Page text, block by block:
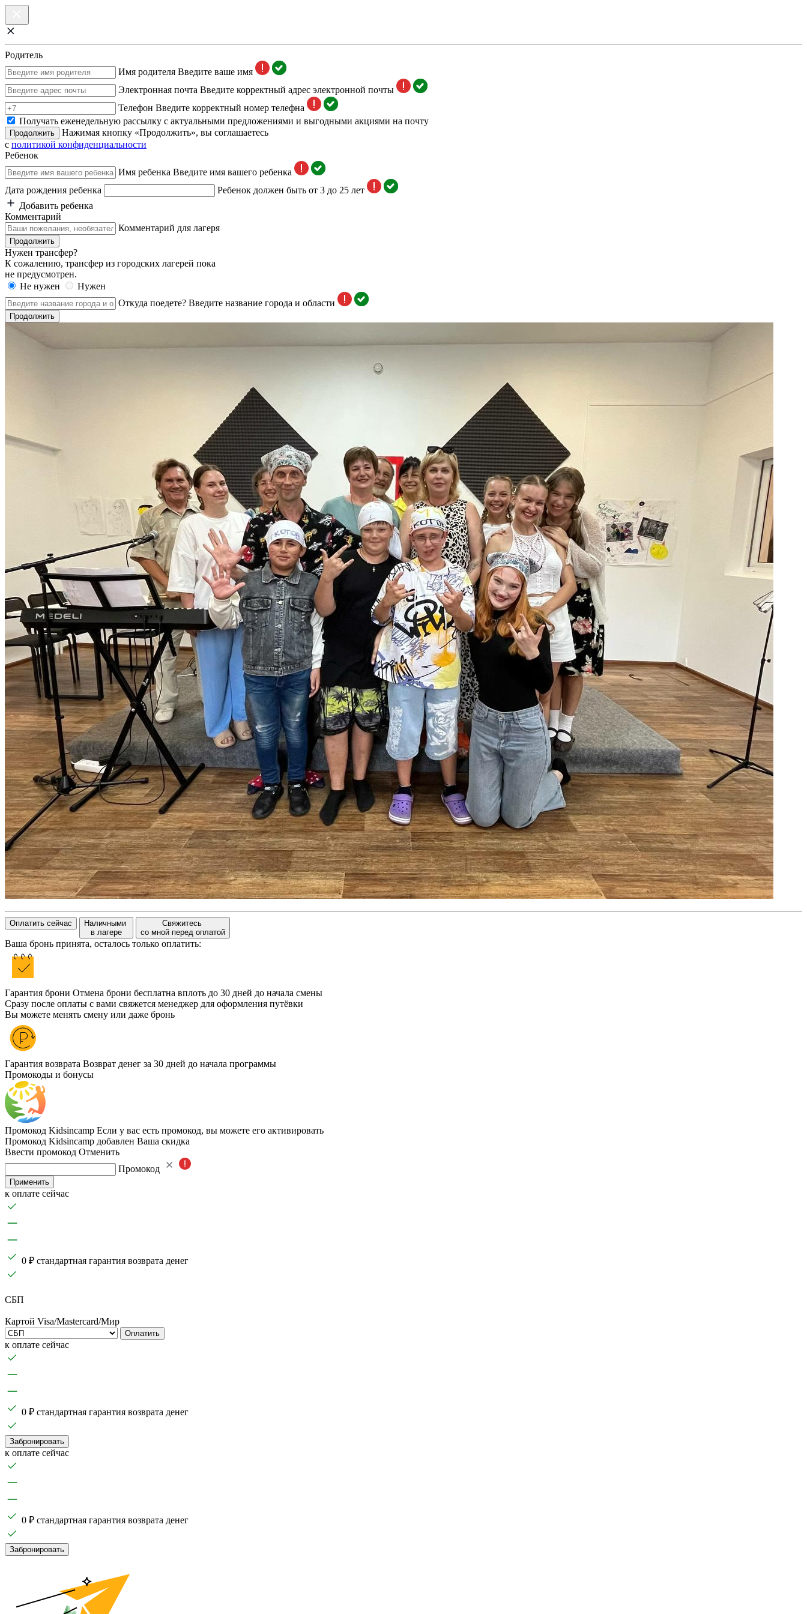
Родитель
Имя родителя Введите ваше имя
Электронная почта Введите корректный адрес электронной почты
Телефон Введите корректный номер телефна
Получать еженедельную рассылку с актуальными предложениями и выгодными акциями на почту
Продолжить
Нажимая кнопку «Продолжить», вы соглашаетесь
с политикой конфиденциальности
Ребенок
Имя ребенка Введите имя вашего ребенка
Дата рождения ребенка
Ребенок должен быть от 3 до 25 лет
Добавить ребенка
Комментарий
Комментарий для лагеря
Продолжить
Нужен трансфер?
К сожалению, трансфер из городских лагерей пока
не предусмотрен.
Не нужен
Нужен
Откуда поедете? Введите название города и области
Продолжить
Оплатить сейчас
Наличными
в лагере
Свяжитесь
со мной перед оплатой
Ваша бронь принята, осталось только оплатить:
Гарантия брони Отмена брони бесплатна вплоть до 30 дней до начала смены
Сразу после оплаты с вами свяжется менеджер для оформления путёвки
Вы можете менять смену или даже бронь
Гарантия возврата Возврат денег за 30 дней до начала программы
Промокоды и бонусы
Промокод Kidsincamp Если у вас есть промокод, вы можете его активировать
Промокод Kidsincamp добавлен Ваша скидка
Ввести промокод Отменить
Промокод
Применить
к оплате сейчас
0 ₽ стандартная гарантия возврата денег
СБП
Картой Visa/Mastercard/Мир
Оплатить
к оплате сейчас
0 ₽ стандартная гарантия возврата денег
Забронировать
к оплате сейчас
0 ₽ стандартная гарантия возврата денег
Забронировать